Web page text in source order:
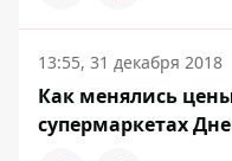
13:55, 31 декабря 2018
Как менялись
супермаркетах